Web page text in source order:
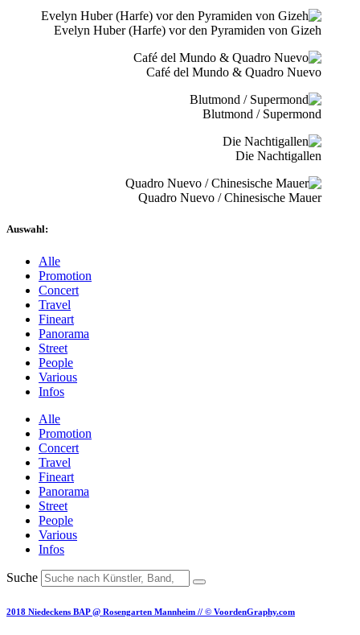
Evelyn Huber (Harfe) vor den Pyramiden von Gizeh
Café del Mundo & Quadro Nuevo
Blutmond / Supermond
Die Nachtigallen
Quadro Nuevo / Chinesische Mauer
Auswahl:
Alle
Promotion
Concert
Travel
Fineart
Panorama
Street
People
Various
Infos
Alle
Promotion
Concert
Travel
Fineart
Panorama
Street
People
Various
Infos
Suche
2018 Niedeckens BAP @ Rosengarten Mannheim // © VoordenGraphy.com